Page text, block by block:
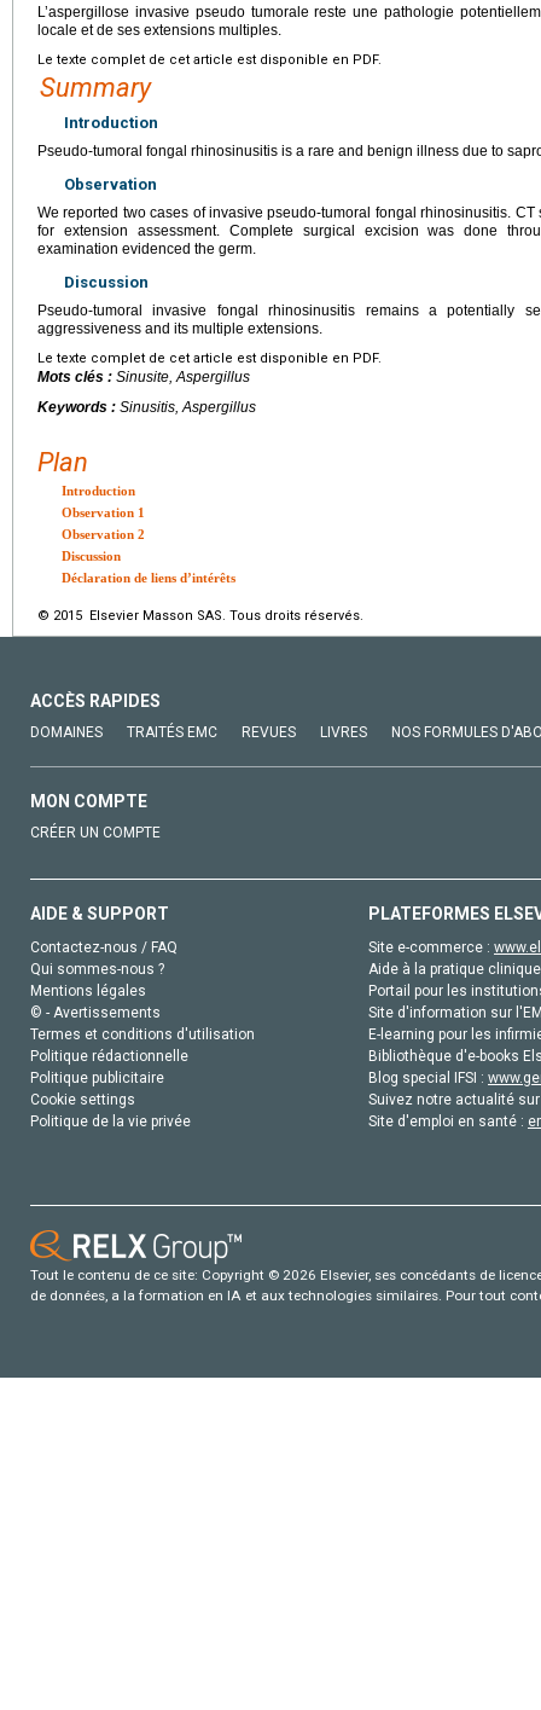
L’aspergillose invasive pseudo tumorale reste une pathologie
locale et de ses extensions multiples.
Le texte complet de cet article est disponible en PDF.
Summary
Introduction
Pseudo-tumoral fongal rhinosinusitis is a rare and benign illness due to
Observation
We reported two cases of invasive pseudo-tumoral fongal rhinosinusitis.
for extension assessment. Complete surgical excision was done
examination evidenced the germ.
Discussion
Pseudo-tumoral invasive fongal rhinosinusitis remains a potentially
aggressiveness and its multiple extensions.
Le texte complet de cet article est disponible en PDF.
Mots clés : Sinusite, Aspergillus
Keywords : Sinusitis, Aspergillus
Plan
Introduction
Observation 1
Observation 2
Discussion
Déclaration de liens d’intérêts
© 2015 Elsevier Masson SAS. Tous droits réservés.
ACCÈS RAPIDES
DOMAINES TRAITÉS EMC REVUES LIVRES NOS FORMULES
MON COMPTE
CRÉER UN COMPTE
AIDE & SUPPORT
Contactez-nous / FAQ
Qui sommes-nous ?
Mentions légales
© - Avertissements
Termes et conditions d'utilisation
Politique rédactionnelle
Politique publicitaire
Cookie settings
Politique de la vie privée
PLATEFORMES
Site e-commerce :
Aide à la pratique
Portail pour les
Site d'information sur
E-learning pour les
Bibliothèque d'e-books
Blog special IFSI :
Suivez notre actualité
Site d'emploi en santé :
Tout le contenu de ce site: Copyright © 2026 Elsevier, ses concédants de
de données, a la formation en IA et aux technologies similaires. Pour tout